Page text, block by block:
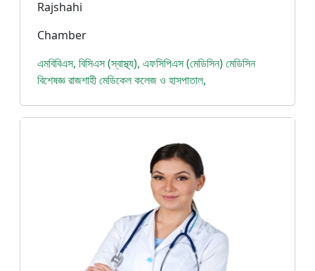
Rajshahi
Chamber
এমবিবিএস, বিসিএস (স্বাস্থ্য), এফসিপিএস (মেডিসিন) মেডিসিন
বিশেষজ্ঞ রাজশাহী মেডিকেল কলেজ ও হাসপাতাল,